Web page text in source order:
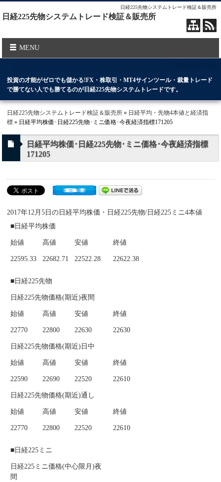
日経225先物システムトレード検証＆販売所
日経225先物システムトレード検証＆販売所
MENU
投資の才能がゼロでも儲かる!FX・株取引・MT4サインツール・裁量トレード
で勝てない人でも勝てるのが日経225先物システムトレードです。
日経225先物システムトレード検証＆販売所 » 日経平均・先物4本値と経済指
標 » 日経平均株価･日経225先物･ミニ価格･今夜経済指標171205
日経平均株価･日経225先物･ミニ価格･今夜経済指標
171205
2017年12月5日の日経平均株価・日経225先物/日経225ミニ4本値
■日経平均株価
始値 高値 安値 終値
22595.33 22682.71 22522.28 22622.38
■日経225先物
日経225先物価格(期近)夜間
始値 高値 安値 終値
22770 22800 22630 22630
日経225先物価格(期近)日中
始値 高値 安値 終値
22590 22690 22520 22610
日経225先物価格(期近)通し
始値 高値 安値 終値
22770 22800 22520 22610
■日経225ミニ
日経225ミニ価格(中心限月)夜
間